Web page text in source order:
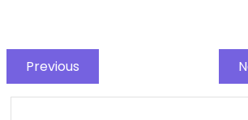
Previous